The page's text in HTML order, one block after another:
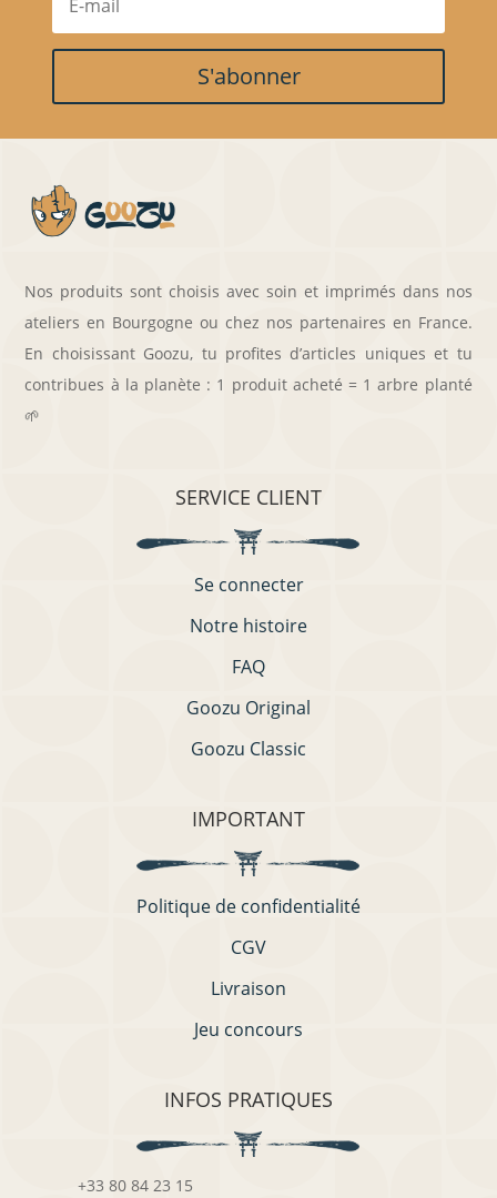
S'abonner
Nos produits sont choisis avec soin et imprimés dans nos
ateliers en Bourgogne ou chez nos partenaires en France.
En choisissant Goozu, tu profites d’articles uniques et tu
contribues à la planète : 1 produit acheté = 1 arbre planté
🌱
SERVICE CLIENT
Se connecter
Notre histoire
FAQ
Goozu Original
Goozu Classic
IMPORTANT
Politique de confidentialité
CGV
Livraison
Jeu concours
INFOS PRATIQUES
+33 80 84 23 15